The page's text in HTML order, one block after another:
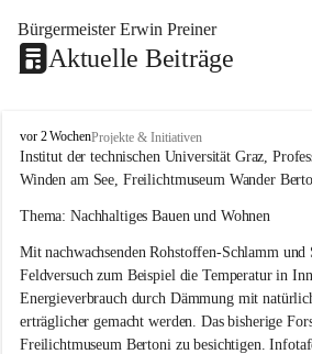
Bürgermeister Erwin Preiner
Aktuelle Beiträge
W
i
n
e
a
m
S
e
e
vor 2 WochenProjekte & Initiativen
Institut der technischen Universität Graz,
Winden am See, Freilichtmuseum Wander
Thema: Nachhaltiges Bauen und Wohnen
Mit nachwachsenden Rohstoffen-Schlamm
Feldversuch zum Beispiel die Temperatur in
Energieverbrauch durch Dämmung mit
erträglicher gemacht werden. Das bisherige
Freilichtmuseum Bertoni zu besichtigen.